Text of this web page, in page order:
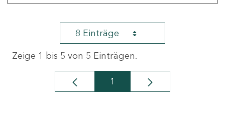
8 Einträge
Zeige 1 bis 5 von 5 Einträgen.
Seite
1